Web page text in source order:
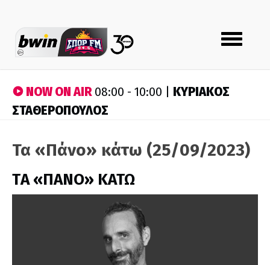
Toggle
navigation
NOW ON AIR08:00 - 10:00 | ΚΥΡΙΑΚΟΣ
ΣΤΑΘΕΡΟΠΟΥΛΟΣ
Τα «Πάνο» κάτω (25/09/2023)
ΤA «ΠΑΝΟ» ΚΑΤΩ